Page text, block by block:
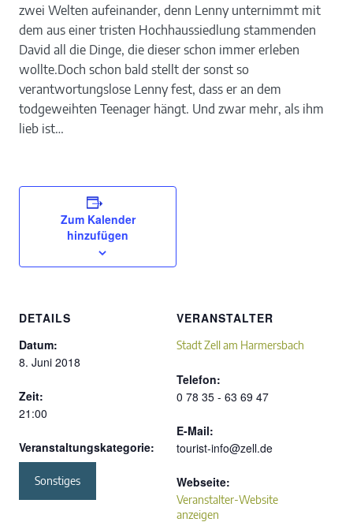
zwei Welten aufeinander, denn Lenny unternimmt mit
dem aus einer tristen Hochhaussiedlung stammenden
David all die Dinge, die dieser schon immer erleben
wollte.Doch schon bald stellt der sonst so
verantwortungslose Lenny fest, dass er an dem
todgeweihten Teenager hängt. Und zwar mehr, als ihm
lieb ist…
Zum Kalender
hinzufügen
DETAILS
Datum:
8. Juni 2018
Zeit:
21:00
Veranstaltungskategorie:
Sonstiges
VERANSTALTER
Stadt Zell am Harmersbach
Telefon:
0 78 35 - 63 69 47
E-Mail:
tourist-info@zell.de​
Webseite:
Veranstalter-Website
anzeigen